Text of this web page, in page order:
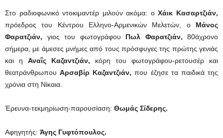
Στο ραδιοφωνικό ντοκιμαντέρ μιλούν ακόμα: οΧάικ Κασαρτζιάν,
πρόεδρος του Κέντρου Ελληνο-Αρμενικών Μελετών, ο Μάνος
Φαρατζιάν, γιος του φωτογράφου Πωλ Φαρατζιάν, 80άχρονο
σήμερα, με άμεσες μνήμες από τους πρόσφυγες της πρώτης γενιάς
και η Αναΐς Καζαντζιάν, κόρη του φωτογράφου-ρετουσέρ και
θεατράνθρωπουΑρσαβίρ Καζαντζιάν, που έζησε τα παιδικά της
χρόνια στη Νίκαια.
Έρευνα-τεκμηρίωση-παρουσίαση: Θωμάς Σίδερης.
Αφηγητής: Άγης Γυφτόπουλος.